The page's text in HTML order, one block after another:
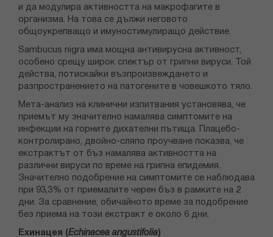
и да модулира активността на макрофагите в
организма. На това се дължи неговото
общоукрепващо и имуностимулиращо действие.
Sambucus nigra има мощна антивирусна активност,
особено срещу широк спектър от грипни вируси. Той
действа, потискайки възпроизвеждането и
разпространението на патогените в човешкото тяло.
Мета-анализ на клинични изпитвания установява, че
приемът му значително намалява симптомите на
инфекции на горните дихателни пътища. Плацебо-
контролирано, двойно-сляпо проучване показва, че
екстрактът от бъз намалява активността на
различни вируси по време на грипна епидемия.
Значително подобрение на симптомите се наблюдава
при 93,3% от приемалите черен бъз в рамките на 2
дни. За сравнение, обичайното време за подобрение
без приема на този екстракт е около 6 дни.
Ехинацея (Echinacea angustifolia)